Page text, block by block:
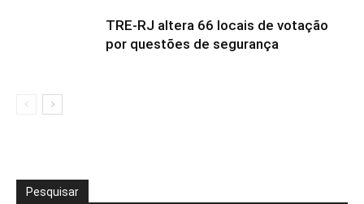
TRE-RJ altera 66 locais de votação
por questões de segurança
Pesquisar